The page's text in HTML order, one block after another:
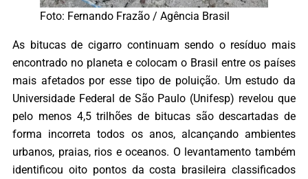
Foto: Fernando Frazão / Agência Brasil
As bitucas de cigarro continuam sendo o resíduo mais
encontrado no planeta e colocam o Brasil entre os países
mais afetados por esse tipo de poluição. Um estudo da
Universidade Federal de São Paulo (Unifesp) revelou que
pelo menos 4,5 trilhões de bitucas são descartadas de
forma incorreta todos os anos, alcançando ambientes
urbanos, praias, rios e oceanos. O levantamento também
identificou oito pontos da costa brasileira classificados